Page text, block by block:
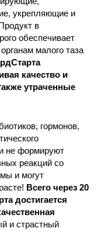
укрепляющие и
в
обеспечивает
малого таза
качество и
утраченные
гормонов,
не формируют
реакций со
и могут
Всего через 20
достигается
и страстный